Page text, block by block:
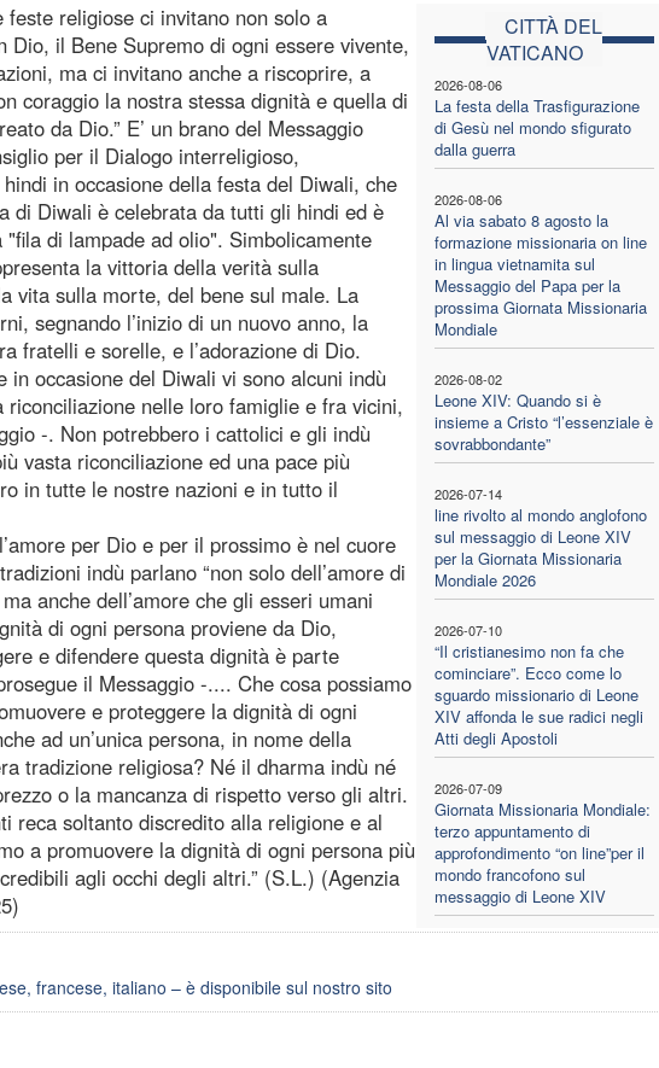
CITTÀ DEL
VATICANO
2026-08-06
La festa della Trasfigurazione
di Gesù nel mondo sfigurato
dalla guerra
2026-08-06
Al via sabato 8 agosto la
formazione missionaria on line
in lingua vietnamita sul
Messaggio del Papa per la
prossima Giornata Missionaria
Mondiale
2026-08-02
Leone XIV: Quando si è
insieme a Cristo “l’essenziale è
sovrabbondante”
2026-07-14
line rivolto al mondo anglofono
sul messaggio di Leone XIV
per la Giornata Missionaria
Mondiale 2026
2026-07-10
“Il cristianesimo non fa che
cominciare”. Ecco come lo
sguardo missionario di Leone
XIV affonda le sue radici negli
Atti degli Apostoli
2026-07-09
Giornata Missionaria Mondiale:
terzo appuntamento di
approfondimento “on line”per il
mondo francofono sul
messaggio di Leone XIV
religiose ci invitano non solo a
il Bene Supremo di ogni essere vivente,
ma ci invitano anche a riscoprire, a
coraggio la nostra stessa dignità e quella di
da Dio.” E’ un brano del Messaggio
per il Dialogo interreligioso,
in occasione della festa del Diwali, che
di Diwali è celebrata da tutti gli hindi ed è
di lampade ad olio". Simbolicamente
la vittoria della verità sulla
vita sulla morte, del bene sul male. La
segnando l’inizio di un nuovo anno, la
fratelli e sorelle, e l’adorazione di Dio.
occasione del Diwali vi sono alcuni indù
nelle loro famiglie e fra vicini,
-. Non potrebbero i cattolici e gli indù
vasta riconciliazione ed una pace più
in tutte le nostre nazioni e in tutto il
per Dio e per il prossimo è nel cuore
indù parlano “non solo dell’amore di
anche dell’amore che gli esseri umani
di ogni persona proviene da Dio,
e difendere questa dignità è parte
il Messaggio -.... Che cosa possiamo
e proteggere la dignità di ogni
ad un’unica persona, in nome della
tradizione religiosa? Né il dharma indù né
o la mancanza di rispetto verso gli altri.
reca soltanto discredito alla religione e al
a promuovere la dignità di ogni persona più
agli occhi degli altri.” (S.L.) (Agenzia
francese, italiano – è disponibile sul nostro sito